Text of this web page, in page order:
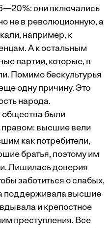
они включались
не в революционную, а
например, к
А к остальным
партии, которые, в
Помимо бескультурья
одну причину. Это
народа.
общества были
высшие вели
как потребители,
братья, поэтому им
Лишилась доверия
заботиться о слабых,
поддерживала высшие
и крепостное
преступ­ления. Все